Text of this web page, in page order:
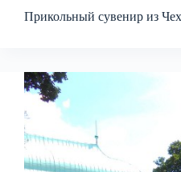
Прикольный сувенир из